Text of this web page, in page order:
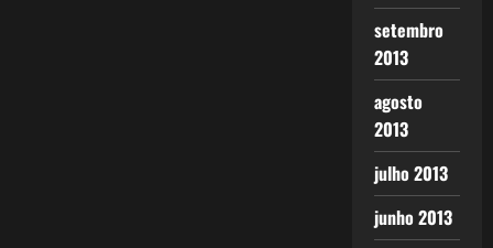
setembro
2013
agosto
2013
julho 2013
junho 2013